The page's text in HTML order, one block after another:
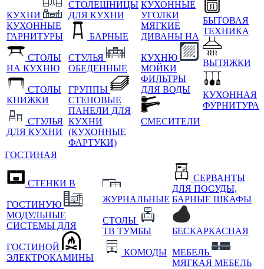
КУХНИ
КУХОННЫЕ
ГАРНИТУРЫ
СТОЛЫ
НА КУХНЮ
СТОЛЫ
КНИЖКИ
СТУЛЬЯ
ДЛЯ КУХНИ
СТОЛЕШНИЦЫ
ДЛЯ КУХНИ
БАРНЫЕ
СТУЛЬЯ
ОБЕДЕННЫЕ
ГРУППЫ
СТЕНОВЫЕ
ПАНЕЛИ ДЛЯ
КУХНИ
(КУХОННЫЕ
ФАРТУКИ)
КУХОННЫЕ
УГОЛКИ
МЯГКИЕ
ДИВАНЫ НА
КУХНЮ
МОЙКИ
ФИЛЬТРЫ
ДЛЯ ВОДЫ
СМЕСИТЕЛИ
БЫТОВАЯ
ТЕХНИКА
ВЫТЯЖКИ
КУХОННАЯ
ФУРНИТУРА
ГОСТИНАЯ
СТЕНКИ В
ГОСТИНУЮ
МОДУЛЬНЫЕ
СИСТЕМЫ ДЛЯ
ГОСТИНОЙ
ЭЛЕКТРОКАМИНЫ
ЖУРНАЛЬНЫЕ
СТОЛЫ
ТВ ТУМБЫ
КОМОДЫ
СЕРВАНТЫ
ДЛЯ ПОСУДЫ,
БАРНЫЕ ШКАФЫ
БЕСКАРКАСНАЯ
МЕБЕЛЬ
МЯГКАЯ МЕБЕЛЬ